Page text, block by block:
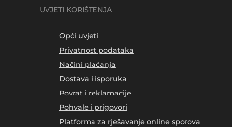
UVJETI KORIŠTENJA
Opći uvjeti
Privatnost podataka
Načini plaćanja
Dostava i isporuka
Povrat i reklamacije
Pohvale i prigovori
Platforma za rješavanje online sporova